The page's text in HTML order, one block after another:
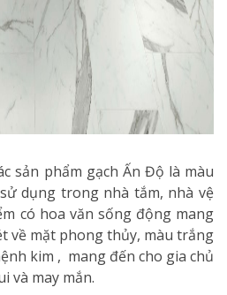
sản phẩm gạch Ấn Độ là màu
dụng trong nhà tắm, nhà vệ
có hoa văn sống động mang
về mặt phong thủy, màu trắng
kim , mang đến cho gia chủ
và may mắn.